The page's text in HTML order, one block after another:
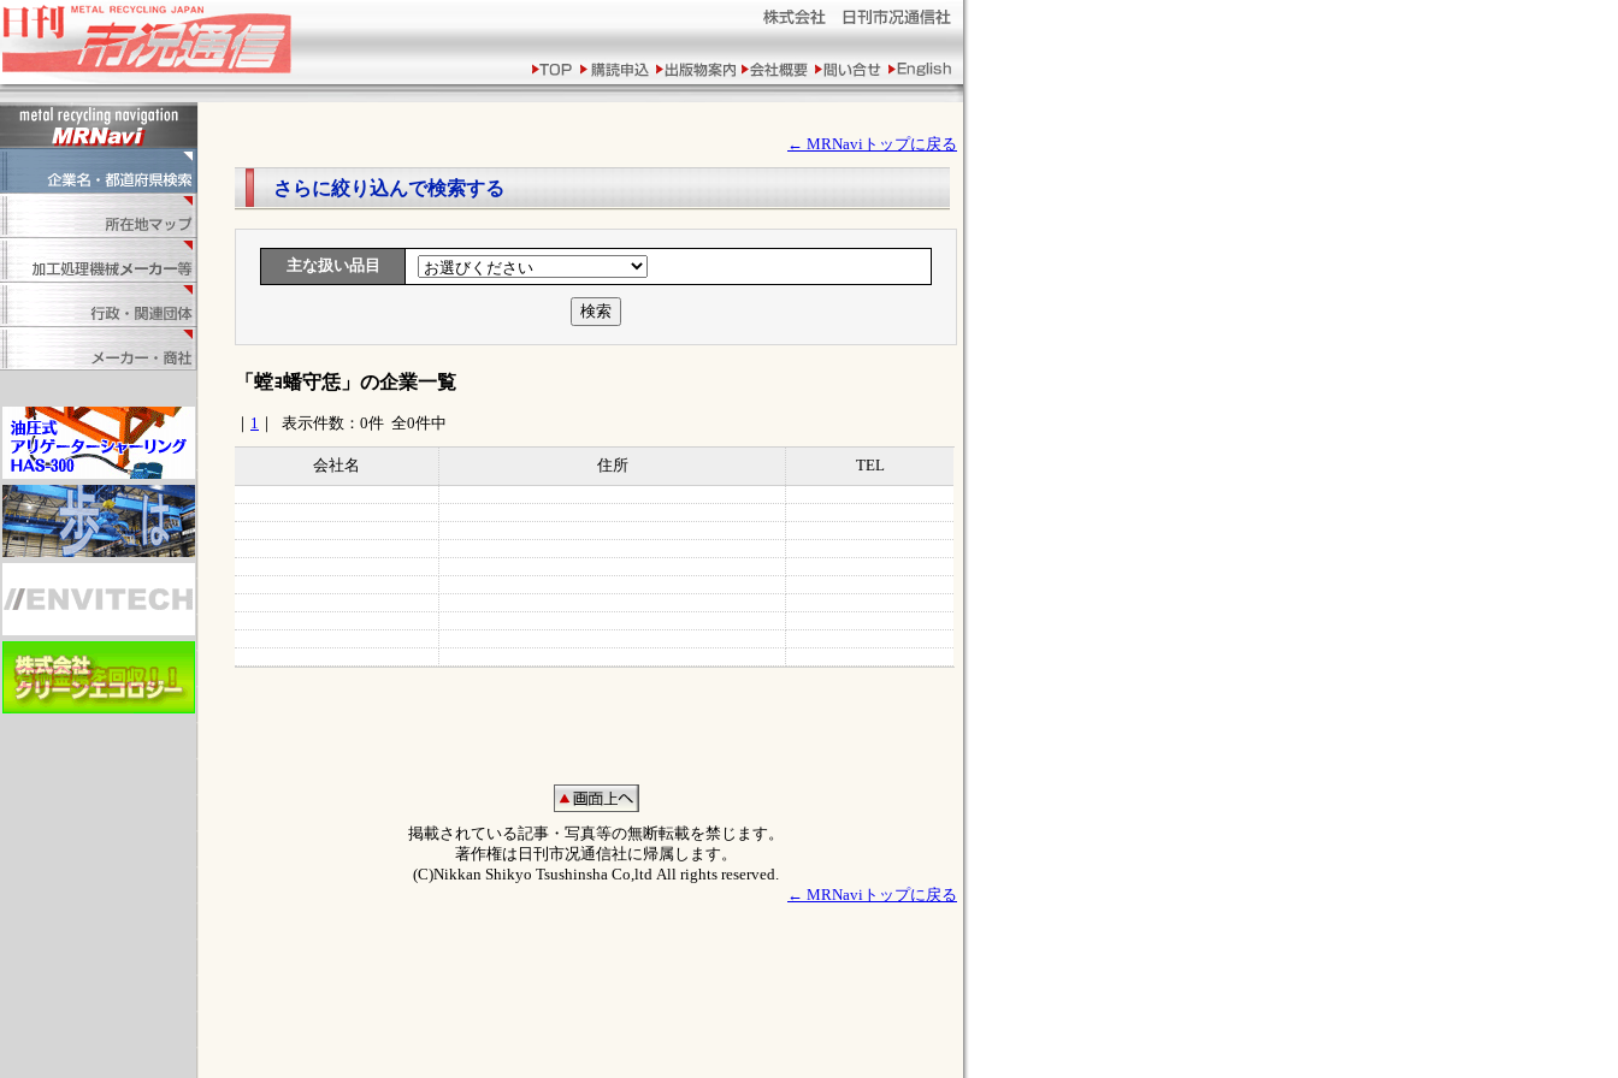
1
← MRNaviトップに戻る
さらに絞り込んで検索する
主な扱い品目
「螳ｮ蟠守恁」の企業一覧
1 ｜ 表示件数：0件 全0件中
会社名 住所 TEL
掲載されている記事・写真等の無断転載を禁じます。
著作権は日刊市况通信社に帰属します。
(C)Nikkan Shikyo Tsushinsha Co,ltd All rights reserved.
← MRNaviトップに戻る